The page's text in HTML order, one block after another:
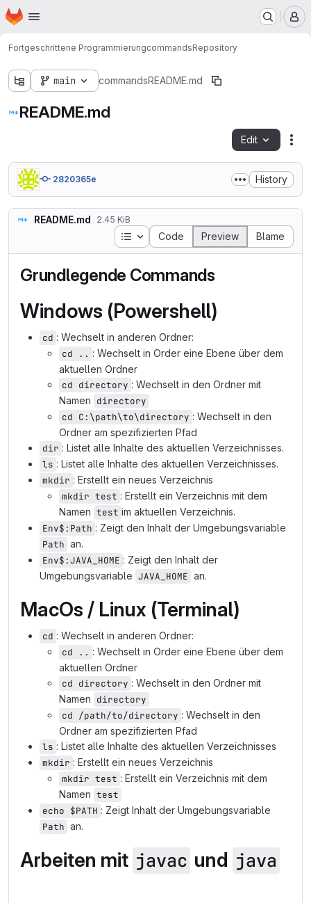
Skip to main content
Homepage
Fortgeschrittene ProgrammierungcommandsRepository
main commandsREADME.md
README.md
Edit
2820365e History
README.md 2.45 KiB
Table of contents
Code Preview Blame
Grundlegende Commands
Windows (Powershell)
cd : Wechselt in anderen Ordner:
cd .. : Wechselt in Order eine Ebene über dem
aktuellen Ordner
cd directory : Wechselt in den Ordner mit
Namen directory
cd C:\path\to\directory : Wechselt in den
Ordner am spezifizierten Pfad
dir : Listet alle Inhalte des aktuellen Verzeichnisses.
ls : Listet alle Inhalte des aktuellen Verzeichnisses.
mkdir : Erstellt ein neues Verzeichnis
mkdir test : Erstellt ein Verzeichnis mit dem
Namen test im aktuellen Verzeichnis.
Env$:Path : Zeigt den Inhalt der Umgebungsvariable
Path an.
Env$:JAVA_HOME : Zeigt den Inhalt der
Umgebungsvariable JAVA_HOME an.
MacOs / Linux (Terminal)
cd : Wechselt in anderen Ordner:
cd .. : Wechselt in Order eine Ebene über dem
aktuellen Ordner
cd directory : Wechselt in den Ordner mit
Namen directory
cd /path/to/directory : Wechselt in den
Ordner am spezifizierten Pfad
ls : Listet alle Inhalte des aktuellen Verzeichnisses
mkdir : Erstellt ein neues Verzeichnis
mkdir test : Erstellt ein Verzeichnis mit dem
Namen test
echo $PATH : Zeigt Inhalt der Umgebungsvariable
Path an.
Arbeiten mit javac und java